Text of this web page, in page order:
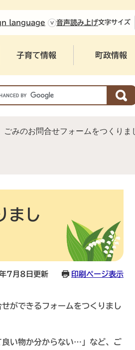
language 音声読み上げ文字サイズ
子育て情報 町政情報
ごみのお問合せフォームをつくりま
まし
7月8日更新 印刷ページ表示
ができるフォームをつくりまし
良い物か分からない…」など、ご